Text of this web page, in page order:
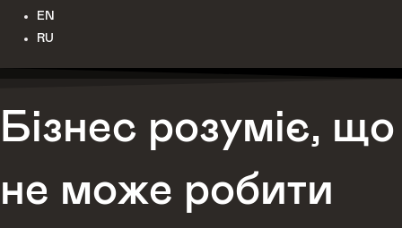
EN
RU
Бізнес розуміє, що
не може робити